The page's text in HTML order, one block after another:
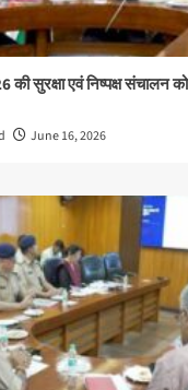
की सुरक्षा एवं निष्पक्ष संचालन
June 16, 2026